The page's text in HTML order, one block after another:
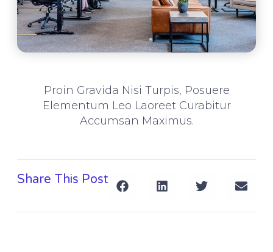
Proin Gravida Nisi Turpis, Posuere
Elementum Leo Laoreet Curabitur
Accumsan Maximus.
Share This Post